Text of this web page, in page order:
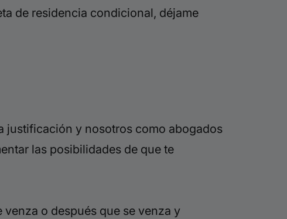
de residencia condicional, déjame
justificación y nosotros como abogados
las posibilidades de que te
o después que se venza y